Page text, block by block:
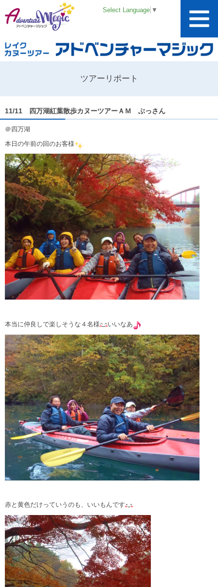
Select Language ▼
ツアーリポート
11/11 四万湖紅葉散歩カヌーツアーＡＭ ぶっさん
＠四万湖
本日の午前の回のお客様
本当に仲良しで楽しそうな４名様 いいなあ
赤と黄色だけっていうのも、いいもんです